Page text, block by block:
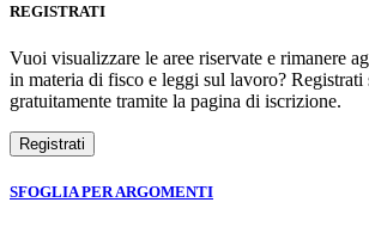
REGISTRATI
Vuoi visualizzare le aree riservate e rimanere
in materia di fisco e leggi sul lavoro? Registrati
gratuitamente tramite la pagina di iscrizione.
SFOGLIA PER ARGOMENTI